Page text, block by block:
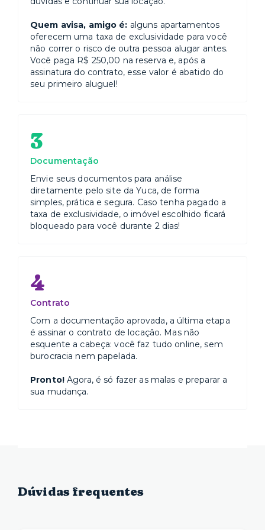
Quem avisa, amigo é: alguns apartamentos
oferecem uma taxa de exclusividade para você
não correr o risco de outra pessoa alugar antes.
Você paga R$ 250,00 na reserva e, após a
assinatura do contrato, esse valor é abatido do
seu primeiro aluguel!
3
Documentação
Envie seus documentos para análise
diretamente pelo site da Yuca, de forma
simples, prática e segura. Caso tenha pagado a
taxa de exclusividade, o imóvel escolhido ficará
bloqueado para você durante 2 dias!
4
Contrato
Com a documentação aprovada, a última etapa
é assinar o contrato de locação. Mas não
esquente a cabeça: você faz tudo online, sem
burocracia nem papelada.
Pronto!Agora, é só fazer as malas e preparar a
sua mudança.
Dúvidas frequentes